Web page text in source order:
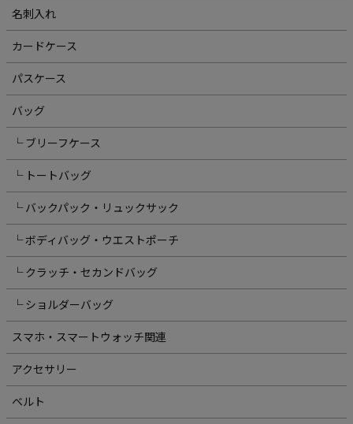
名刺入れ
カードケース
パスケース
バッグ
└ ブリーフケース
└ トートバッグ
└ バックパック・リュックサック
└ ボディバッグ・ウエストポーチ
└ クラッチ・セカンドバッグ
└ ショルダーバッグ
スマホ・スマートウォッチ関連
アクセサリー
ベルト